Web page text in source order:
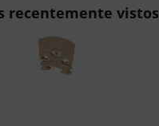
recentemente vistos